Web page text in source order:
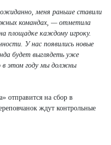
меня раньше ставили
командах, — отметила
площадке каждому игроку.
У нас появились новые
будет выглядеть уже
в этом году мы должны
отправится на сбор в
ждут контрольные